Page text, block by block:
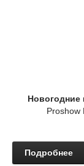
Новогодние
Proshow
Подробнее